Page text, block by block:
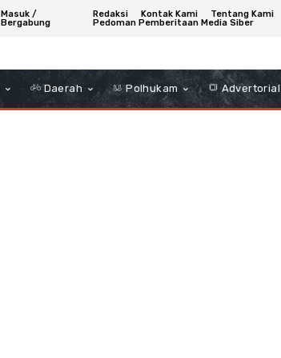
Masuk /
Bergabung
Redaksi Kontak Kami
Tentang Kami
Pedoman Pemberitaan Media Siber
Daerah Polhukam Advertorial